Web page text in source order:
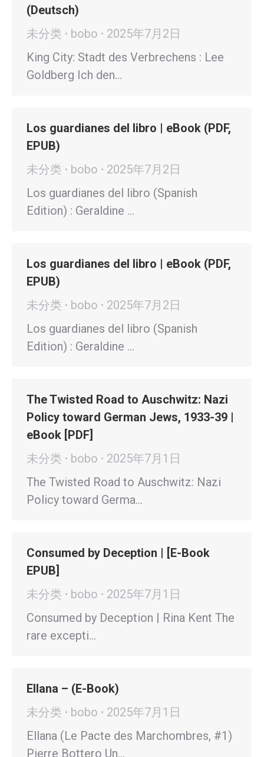
(Deutsch)
未分类
bobo
2025年7月2日
King City: Stadt des Verbrechens : Lee
Goldberg Ich den…
Los guardianes del libro | eBook (PDF,
EPUB)
未分类
bobo
2025年7月2日
Los guardianes del libro (Spanish
Edition) : Geraldine …
Los guardianes del libro | eBook (PDF,
EPUB)
未分类
bobo
2025年7月2日
Los guardianes del libro (Spanish
Edition) : Geraldine …
The Twisted Road to Auschwitz: Nazi
Policy toward German Jews, 1933-39 |
eBook [PDF]
未分类
bobo
2025年7月1日
The Twisted Road to Auschwitz: Nazi
Policy toward Germa…
Consumed by Deception | [E-Book
EPUB]
未分类
bobo
2025年7月1日
Consumed by Deception | Rina Kent The
rare excepti…
Ellana – (E-Book)
未分类
bobo
2025年7月1日
Ellana (Le Pacte des Marchombres, #1)
Pierre Bottero Un…